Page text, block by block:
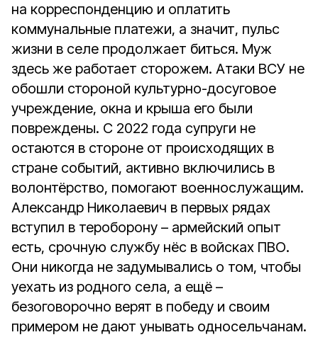
на корреспонденцию и оплатить
коммунальные платежи, а значит, пульс
жизни в селе продолжает биться. Муж
здесь же работает сторожем. Атаки ВСУ не
обошли стороной культурно-досуговое
учреждение, окна и крыша его были
повреждены. С 2022 года супруги не
остаются в стороне от происходящих в
стране событий, активно включились в
волонтёрство, помогают военнослужащим.
Александр Николаевич в первых рядах
вступил в тероборону – армейский опыт
есть, срочную службу нёс в войсках ПВО.
Они никогда не задумывались о том, чтобы
уехать из родного села, а ещё –
безоговорочно верят в победу и своим
примером не дают унывать односельчанам.